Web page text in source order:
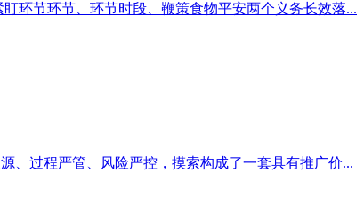
环节环节、环节时段、鞭策食物平安两个义务长效落...
、过程严管、风险严控，摸索构成了一套具有推广价...